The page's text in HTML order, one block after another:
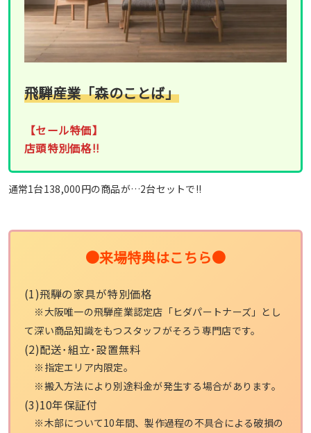
飛騨産業「森のことば」
【セール特価】
店頭特別価格!!
通常1台138,000円の商品が…2台セットで!!
●来場特典はこちら●
(1)飛騨の家具が特別価格
※大阪唯一の飛騨産業認定店「ヒダパートナーズ」とし
て深い商品知識をもつスタッフがそろう専門店です。
(2)配送･組立･設置無料
※指定エリア内限定。
※搬入方法により別途料金が発生する場合があります。
(3)10年保証付
※木部について10年間、製作過程の不具合による破損の